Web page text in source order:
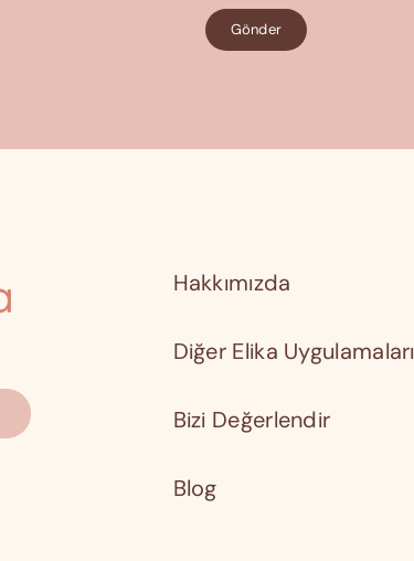
Gönder
Hakkımızda
Diğer Elika Uygulamaları
Bizi Değerlendir
Blog